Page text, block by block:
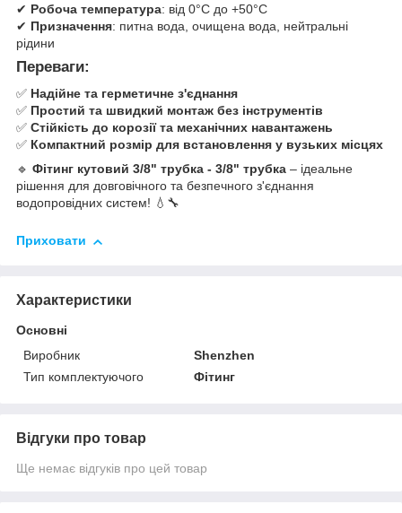
✔ Робоча температура: від 0°C до +50°C
✔ Призначення: питна вода, очищена вода, нейтральні
рідини
Переваги:
✅ Надійне та герметичне з'єднання
✅ Простий та швидкий монтаж без інструментів
✅ Стійкість до корозії та механічних навантажень
✅ Компактний розмір для встановлення у вузьких місцях
🔹 Фітинг кутовий 3/8" трубка - 3/8" трубка – ідеальне
рішення для довговічного та безпечного з'єднання
водопровідних систем! 💧🔧
Приховати
Характеристики
Основні
Виробник
Shenzhen
Тип комплектуючого
Фітинг
Відгуки про товар
Ще немає відгуків про цей товар